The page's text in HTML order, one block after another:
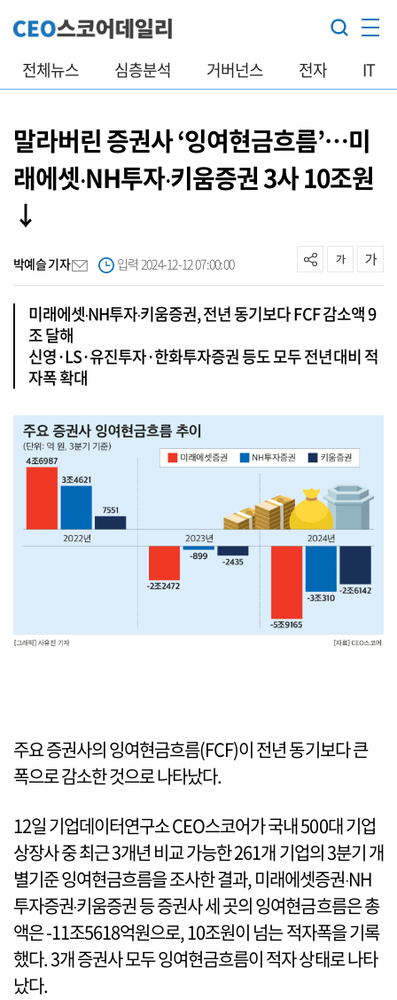
전체뉴스 심층분석 거버넌스 전자 IT
말라버린 증권사 ‘잉여현금흐름’…미
래에셋‧NH투자‧키움증권 3사 10조원
↓
박예슬 기자 입력 2024-12-12 07:00:00
미래에셋‧NH투자‧키움증권, 전년 동기보다 FCF 감소액 9
조 달해
신영·LS·유진투자·한화투자증권 등도 모두 전년대비 적
자폭 확대
주요 증권사의 잉여현금흐름(FCF)이 전년 동기보다 큰
폭으로 감소한 것으로 나타났다.
12일 기업데이터연구소 CEO스코어가 국내 500대 기업
상장사 중 최근 3개년 비교 가능한 261개 기업의 3분기 개
별기준 잉여현금흐름을 조사한 결과, 미래에셋증권‧NH
투자증권‧키움증권 등 증권사 세 곳의 잉여현금흐름은 총
액은 -11조5618억원으로, 10조원이 넘는 적자폭을 기록
했다. 3개 증권사 모두 잉여현금흐름이 적자 상태로 나타
났다.